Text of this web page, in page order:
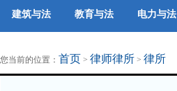
建筑与法
教育与法 电力与法
地方法治联播
律师律所
您当前的位置： 首页 > 律师律所 > 律所